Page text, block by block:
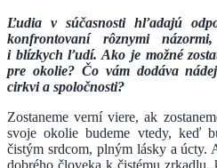
Ľudia v súčasnosti hľadajú
konfrontovaní rôznymi
i blízkych ľudí. Ako je možné
pre okolie? Čo vám dodáva
cirkvi a spoločnosti?
Zostaneme verní viere, ak
svoje okolie budeme vtedy, keď
čistým srdcom, plným lásky a úcty.
dobrého človeka k čistému